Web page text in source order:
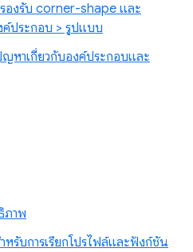
องรับ corner-shape และ
ประกอบ > รูปแบบ
หาเกี่ยวกับองค์ประกอบและ
ภาพ
รับการเรียกโปรไฟล์และฟังก์ชัน